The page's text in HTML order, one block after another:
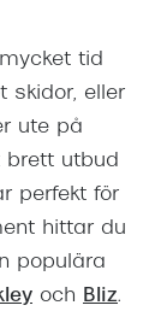
tid
skidor, eller
ute på
brett utbud
perfekt för
hittar du
populära
och Bliz.